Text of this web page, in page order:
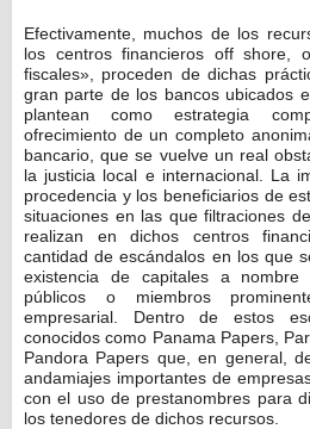
Efectivamente, muchos de los
los centros financieros off shore,
fiscales», proceden de dichas
gran parte de los bancos ubicados
plantean como estrategia
ofrecimiento de un completo
bancario, que se vuelve un real
la justicia local e internacional. La
procedencia y los beneficiarios de
situaciones en las que filtraciones
realizan en dichos centros
cantidad de escándalos en los que
existencia de capitales a nombre
públicos o miembros
empresarial. Dentro de estos
conocidos como Panama Papers,
Pandora Papers que, en general,
andamiajes importantes de
con el uso de prestanombres para
los tenedores de dichos recursos.